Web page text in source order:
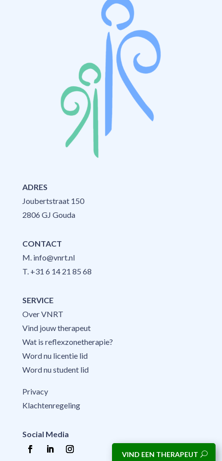
ADRES
Joubertstraat 150
2806 GJ Gouda
CONTACT
M. info@vnrt.nl
T. +31 6 14 21 85 68
SERVICE
Over VNRT
Vind jouw therapeut
Wat is reflexzonetherapie?
Word nu licentie lid
Word nu student lid
Privacy
Klachtenregeling
Social Media
VIND EEN THERAPEUT